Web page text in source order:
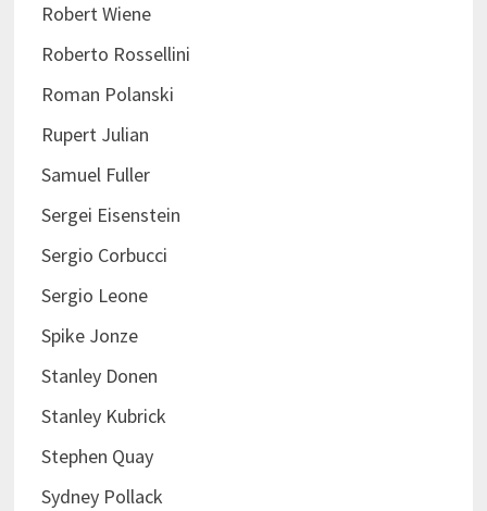
Robert Wiene
Roberto Rossellini
Roman Polanski
Rupert Julian
Samuel Fuller
Sergei Eisenstein
Sergio Corbucci
Sergio Leone
Spike Jonze
Stanley Donen
Stanley Kubrick
Stephen Quay
Sydney Pollack